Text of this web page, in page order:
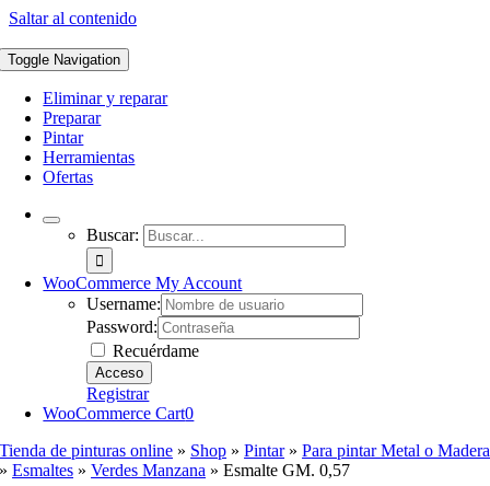
Saltar al contenido
Toggle Navigation
Eliminar y reparar
Preparar
Pintar
Herramientas
Ofertas
Buscar:
WooCommerce My Account
Username:
Password:
Recuérdame
Registrar
WooCommerce Cart0
Tienda de pinturas online » Shop »Pintar»Para pintar Metal o Madera
»Esmaltes »Verdes Manzana »Esmalte GM. 0,57